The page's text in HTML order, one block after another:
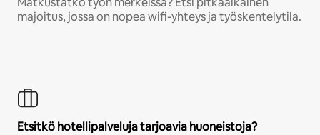
majoitus, jossa on nopea wifi-yhteys ja työskentelytila.
Etsitkö hotellipalveluja tarjoavia huoneistoja?